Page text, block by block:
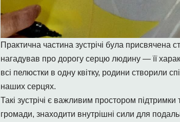
Практична частина зустрічі була присвячена
нагадував про дорогу серцю людину — її
всі пелюстки в одну квітку, родини створили
наших серцях.
Такі зустрічі є важливим простором
громади, знаходити внутрішні сили для